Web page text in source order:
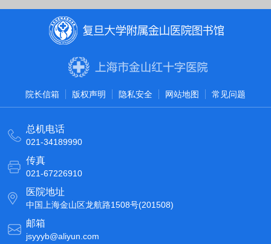
院长信箱 版权声明 隐私安全 网站地图 常见问题
总机电话
021-34189990
传真
021-67226910
医院地址
中国上海金山区龙航路1508号(201508)
邮箱
jsyyyb@aliyun.com